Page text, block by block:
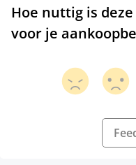
Hoe nuttig is
voor je